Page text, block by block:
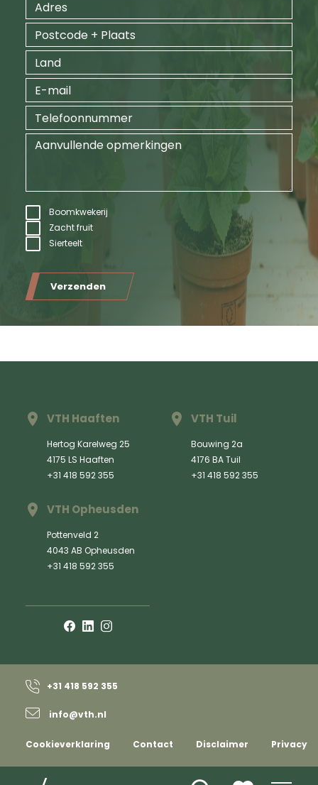
Boomkwekerij
Zacht fruit
Sierteelt
Verzenden
VTH Haaften
Hertog Karelweg 25
4175 LS Haaften
+31 418 592 355
VTH Tuil
Bouwing 2a
4176 BA Tuil
+31 418 592 355
VTH Opheusden
Pottenveld 2
4043 AB Opheusden
+31 418 592 355
+31 418 592 355
info@vth.nl
Cookieverklaring Contact Disclaimer Privacy